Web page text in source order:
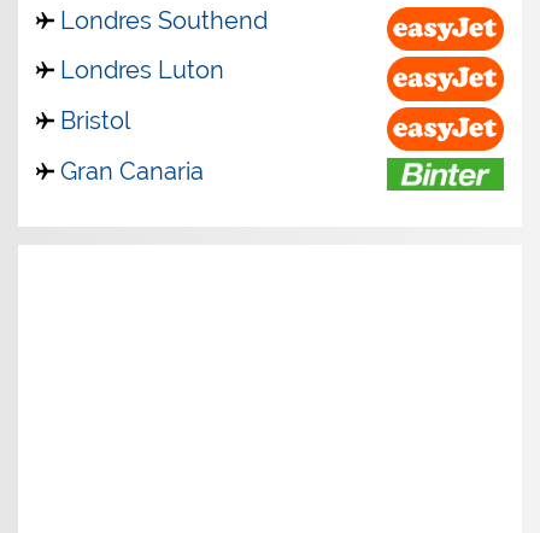
Londres Southend
Londres Luton
Bristol
Gran Canaria